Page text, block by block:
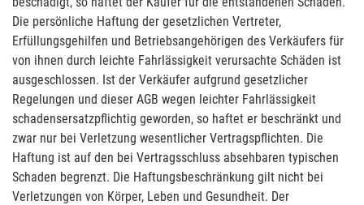
Die persönliche Haftung der gesetzlichen Vertreter,
Erfüllungsgehilfen und Betriebsangehörigen des Verkäufers für
von ihnen durch leichte Fahrlässigkeit verursachte Schäden ist
ausgeschlossen. Ist der Verkäufer aufgrund gesetzlicher
Regelungen und dieser AGB wegen leichter Fahrlässigkeit
schadensersatzpflichtig geworden, so haftet er beschränkt und
zwar nur bei Verletzung wesentlicher Vertragspflichten. Die
Haftung ist auf den bei Vertragsschluss absehbaren typischen
Schaden begrenzt. Die Haftungsbeschränkung gilt nicht bei
Verletzungen von Körper, Leben und Gesundheit. Der